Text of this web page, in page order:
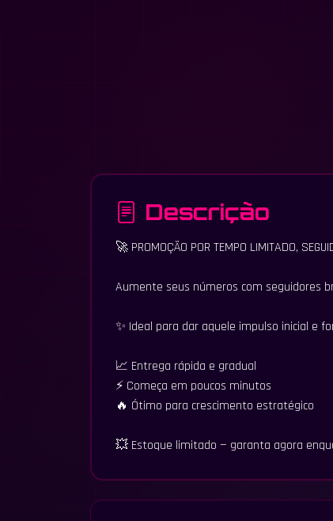
Descrição
🚀 PROMOÇÃO POR TEMPO LIMITADO,
Aumente seus números com
✨ Ideal para dar aquele impulso inicial e
📈 Entrega rápida e gradual
⚡ Começa em poucos minutos
🔥 Ótimo para crescimento estratégico
💥 Estoque limitado — garanta agora